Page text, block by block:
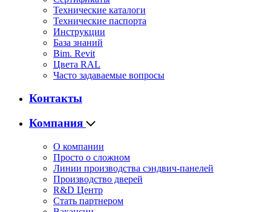
Технические каталоги
Технические паспорта
Инструкции
База знаний
Bim. Revit
Цвета RAL
Часто задаваемые вопросы
Контакты
Компания
О компании
Просто о сложном
Линии производства сэндвич-панелей
Производство дверей
R&D Центр
Стать партнером